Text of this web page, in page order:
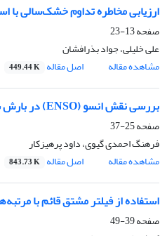
ارزیابی مخاطره تداوم خشک‌سالی با
صفحه13-23
علی خلیلی، جواد بذرافشان
مشاهده مقاله
اصل مقاله 449.44 K
بررسی نقش انسو (ENSO) در بارش سالانه ایران در دوره 1971 - 2000
صفحه25-37
فرهنگ احمدی گیوی، داود پرهیزکار
مشاهده مقاله
اصل مقاله 843.73 K
استفاده از فیلتر مشتق قائم با
صفحه39-49